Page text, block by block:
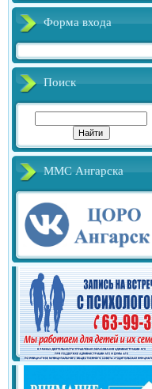
Форма входа
Поиск
ММС Ангарска